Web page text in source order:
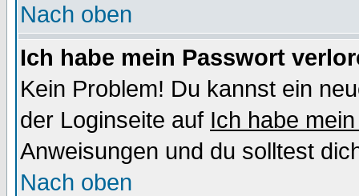
Nach oben
Ich habe mein Passwort
Kein Problem! Du kannst ein
der Loginseite auf Ich habe
Anweisungen und du solltest
Nach oben